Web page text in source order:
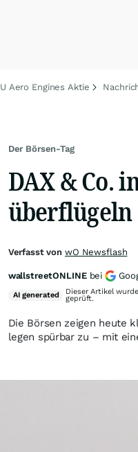
Aero Engines Aktie
Der Börsen-Tag
DAX & Co.
überflügeln
Die Börsen zeigen heute
legen spürbar zu – mit
Verfasst von wO Newsflash
wallstreetONLINE bei
AIgenerated Dieser Artikel
geprüft.